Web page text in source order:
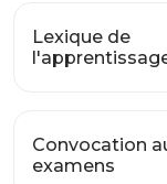
Lexique de
Convocation
examens